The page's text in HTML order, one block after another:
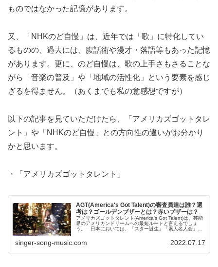
ものではなかった記憶があります。
又、「NHKのど自慢」 は、近年では「歌」に特化してい
るものの、過去には、 腹話術や漫才・落語等もあった記憶
があります。更に、 のど自慢は、歌の上手さもさることな
がら「音楽の普及」や「地域の活性化」
という要素を感じ
ざるを得ません。（あくまでも私の意感想ですが）
以下の記事を見ていただけたら、「アメリカズゴットタレ
ント」や 「NHKのど自慢」との方向性の違いがお分かり
かと思います。
・「アメリカズゴットタレント」
AGT(America's Got Talent)の審査員達は誰？選
考は？ゴールデンブザーとは？赤いブザーは？
アメリカズゴットタレント(America's Got Talent)は、芸能
界のアメリカンドリームへの最短ルートと言えるでしょ
う。 日本においては、「スター誕生」「素人名人会」
singer-song-music.com 2022.07.17